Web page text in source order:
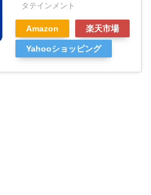
タテインメント
Amazon 楽天市場
Yahooショッピング